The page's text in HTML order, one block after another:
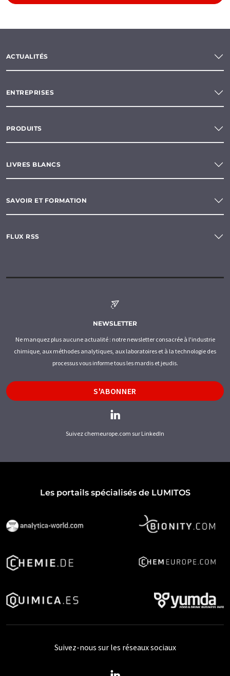
ACTUALITÉS
ENTREPRISES
PRODUITS
LIVRES BLANCS
SAVOIR ET FORMATION
FLUX RSS
NEWSLETTER
Ne manquez plus aucune actualité : notre newsletter consacrée à l'industrie
chimique, aux méthodes analytiques, aux laboratoires et à la technologie des
processus vous informe tous les mardis et jeudis.
S'ABONNER
Suivez chemeurope.com sur LinkedIn
Les portails spécialisés de LUMITOS
Suivez-nous sur les réseaux sociaux